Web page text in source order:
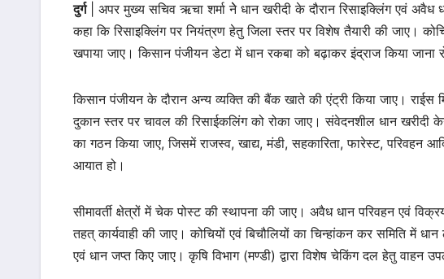
दुर्ग| अपर मुख्य सचिव ऋचा शर्मा नेे धान खरीदी के दौरान रिसाइक्लिंग एवं अवैध
कहा कि रिसाइक्लिंग पर नियंत्रण हेतु जिला स्तर पर विशेष तैयारी की जाए।
खपाया जाए। किसान पंजीयन डेटा में धान रकबा को बढ़ाकर इंद्राज किया जाना
किसान पंजीयन के दौरान अन्य व्यक्ति की बैंक खाते की एंट्री किया जाए। राईस
दुकान स्तर पर चावल की रिसाईकलिंग को रोका जाए। संवेदनशील धान खरीदी
का गठन किया जाए, जिसमें राजस्व, खाद्य, मंडी, सहकारिता, फारेस्ट, परिवहन
आयात हो।
सीमावर्ती क्षेत्रों में चेक पोस्ट की स्थापना की जाए। अवैध धान परिवहन एवं
तहत् कार्यवाही की जाए। कोचियों एवं बिचौलियों का चिन्हांकन कर समिति में
एवं धान जप्त किए जाए। कृषि विभाग (मण्डी) द्वारा विशेष चेकिंग दल हेतु वाहन